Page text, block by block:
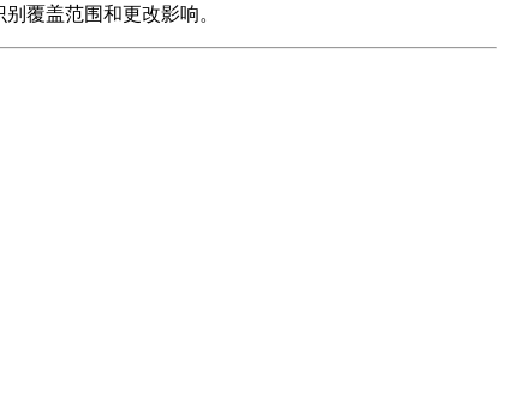
覆盖范围和更改影响。